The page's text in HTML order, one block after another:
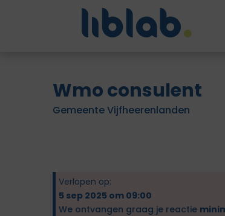
Wmo consulent
Gemeente Vijfheerenlanden
Verlopen op:
5 sep 2025 om 09:00
We ontvangen graag je reactie